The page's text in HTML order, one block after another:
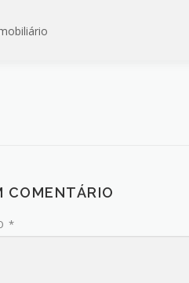
COMENTÁRIO
*